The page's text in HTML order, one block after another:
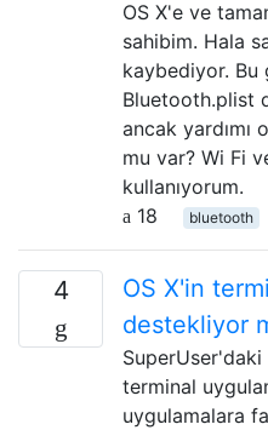
OS X'e ve
sahibim. Hala
kaybediyor. Bu
Bluetooth.plist
ancak yardımı
mu var? Wi Fi
kullanıyorum.
18
bluetooth
4
OS X'in
destekliyor
terminal
uygulamalara